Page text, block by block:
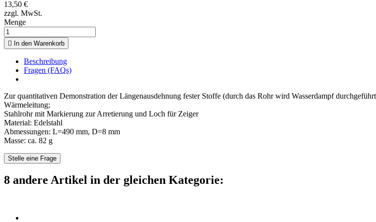
13,50 €
zzgl. MwSt.
Menge
 In den Warenkorb
Beschreibung
Fragen (FAQs)
Zur quantitativen Demonstration der Längenausdehnung fester Stoffe (durch das Rohr wird Wasserdampf
Wärmeleitung;
Stahlrohr mit Markierung zur Arretierung und Loch für Zeiger
Material: Edelstahl
Abmessungen: L=490 mm, D=8 mm
Masse: ca. 82 g
Stelle eine Frage
8 andere Artikel in der gleichen Kategorie: